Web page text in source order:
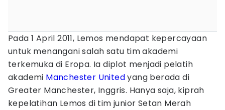
Pada 1 April 2011, Lemos mendapat kepercayaan
untuk menangani salah satu tim akademi
terkemuka di Eropa. Ia diplot menjadi pelatih
akademi Manchester Unitedyang berada di
Greater Manchester, Inggris. Hanya saja, kiprah
kepelatihan Lemos di tim junior Setan Merah